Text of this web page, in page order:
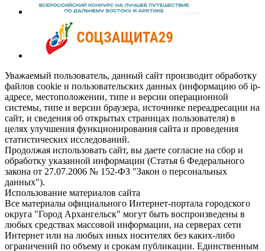
Уважаемый пользователь, данный сайт производит обработку
файлов cookie и пользовательских данных (информацию об ip-
адресе, местоположении, типе и версии операционной
системы, типе и версии браузера, источнике переадресации на
сайт, и сведения об открытых страницах пользователя) в
целях улучшения функционирования сайта и проведения
статистических исследований.
Продолжая использовать сайт, вы даете согласие на сбор и
обработку указанной информации (Статья 6 Федерального
закона от 27.07.2006 № 152-ФЗ "Закон о персональных
данных").
Использование материалов сайта
Все материалы официального Интернет-портала городского
округа "Город Архангельск" могут быть воспроизведены в
любых средствах массовой информации, на серверах сети
Интернет или на любых иных носителях без каких-либо
ограничений по объему и срокам публикации. Единственным